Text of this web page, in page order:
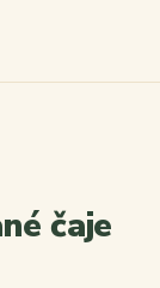
čaje